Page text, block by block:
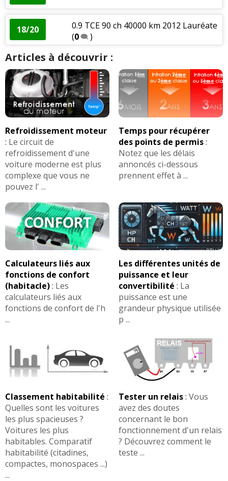
18/20
0.9 TCE 90 ch 40000 km 2012 Lauréate
(0 )
Articles à découvrir :
Refroidissement moteur
: Le circuit de
refroidissement d'une
voiture moderne est plus
complexe que vous ne
pouvez l' ...
Temps pour récupérer
des points de permis:
Notez que les délais
annoncés ci-dessous
prennent effet à ...
Calculateurs liés aux
fonctions de confort
(habitacle): Les
calculateurs liés aux
fonctions de confort de l'h
...
Les différentes unités de
puissance et leur
convertibilité : La
puissance est une
grandeur physique utilisée
p ...
Classement habitabilité :
Quelles sont les voitures
les plus spacieuses ?
Voitures les plus
habitables. Comparatif
habitabilité (citadines,
compactes, monospaces ...)
...
Tester un relais: Vous
avez des doutes
concernant le bon
fonctionnement d'un relais
? Découvrez comment le
teste ...